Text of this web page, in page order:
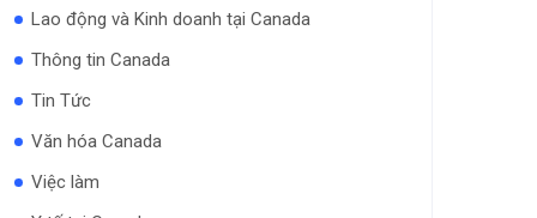
Lao động và Kinh doanh tại Canada
Thông tin Canada
Tin Tức
Văn hóa Canada
Việc làm